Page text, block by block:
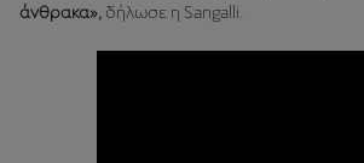
άνθρακα», δήλωσε η Sangalli.